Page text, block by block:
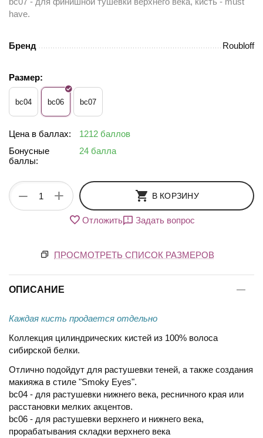
have.
Бренд Roubloff
Размер:
bc04 bc06 bc07
Цена в баллах:
1212 баллов
Бонусные
баллы:
24 балла
+
− В КОРЗИНУ
Отложить Задать вопрос
ПРОСМОТРЕТЬ СПИСОК РАЗМЕРОВ
ОПИСАНИЕ
Каждая кисть продается отдельно
Коллекция цилиндрических кистей из 100% волоса
сибирской белки.
Отлично подойдут для растушевки теней, а также создания
макияжа в стиле "Smoky Eyes".
bc04 - для растушевки нижнего века, ресничного края или
расстановки мелких акцентов.
bc06 - для растушевки верхнего и нижнего века,
прорабатывания складки верхнего века